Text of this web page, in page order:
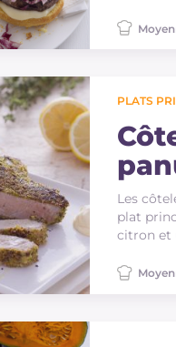
PLATS
Les
plat
citron et